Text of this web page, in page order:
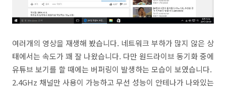
여러개의 영상을 재생해 봤습니다. 네트워크 부하가 많지 않은 상
태에서는 속도가 꽤 잘 나왔습니다. 다만 원드라이브 동기화 중에
유튜브 보기를 할 때에는 버퍼링이 발생하는 모습이 보였습니다.
2.4GHz 채널만 사용이 가능하고 무선 성능이 안테나가 나와있는